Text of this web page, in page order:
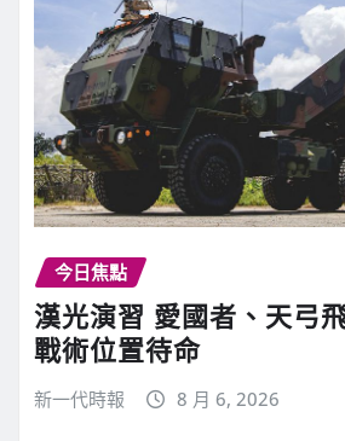
今日焦點
漢光演習 愛國者、天弓
戰術位置待命
新一代時報 8 月 6, 2026